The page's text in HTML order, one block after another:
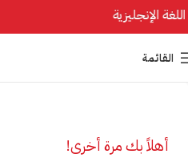
القائمة
أهلاً بك مرة أخرى!